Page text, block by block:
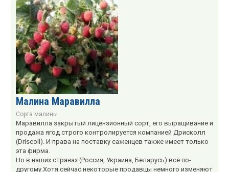
Малина Маравилла
Сорта малины
Маравилла закрытый лицензионный сорт, его выращивание и
продажа ягод строго контролируется компанией Дрисколл
(Driscoll). И права на поставку саженцев также имеет только
эта фирма.
Но в наших странах (Россия, Украина, Беларусь) всё по-
другому.Хотя сейчас некоторые продавцы немного изменяют